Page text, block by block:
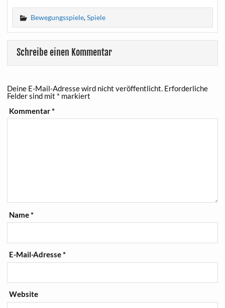
Bewegungsspiele,Spiele
Schreibe einen Kommentar
Deine E-Mail-Adresse wird nicht veröffentlicht. Erforderliche
Felder sind mit * markiert
Kommentar*
Name*
E-Mail-Adresse*
Website